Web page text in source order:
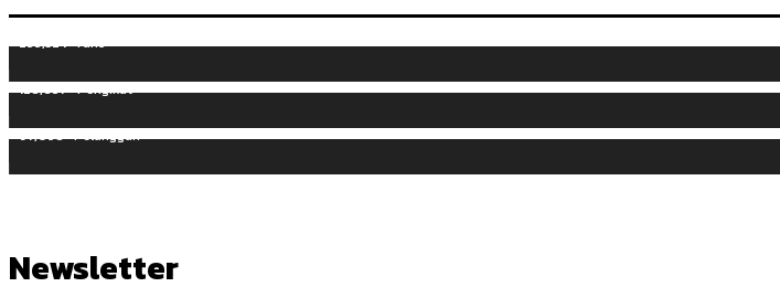
255,324 Fans
128,657 Pengikut
97,058 Pelanggan
Newsletter